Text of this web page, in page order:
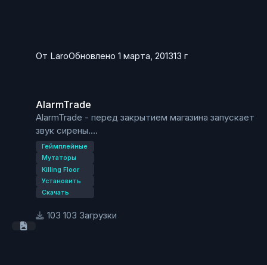
AFKMut.AFKMut
От LaroОбновлено 1 марта, 201313 г
AlarmTrade
AlarmTrade - перед закрытием магазина запускает
звук сирены.
Геймплейные
Мутаторы
Killing Floor
Установить
Скачать
103 Загрузки